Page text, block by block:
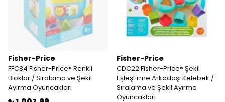
Fisher-Price
FFC84 Fisher-Price® Renkli
Bloklar / Sıralama ve Şekil
Ayırma Oyuncakları
Fisher-Price
CDC22 Fisher-Price® Şekil
Eşleştirme Arkadaşı Kelebek /
Sıralama ve Şekil Ayırma
Oyuncakları